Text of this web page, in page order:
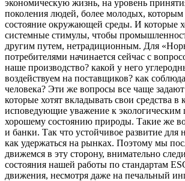
экономическую жизнь, на уровень
поколения людей, более молодых, которым
состояние окружающей среды. И которые
системные стимулы, чтобы
другим путем, нетрадиционным. Для
потребителями начинается сейчас с
наше производство? какой у него
воздействуем на поставщиков? как
человека? Эти же вопросы все чаще
которые хотят вкладывать свои средства в
исповедующие уважение к экологическим
хорошему состоянию природы. Такие же
и банки. Так что устойчивое развитие для
как удержаться на рынках. Поэтому мы
движемся в эту сторону, внимательно
состояния нашей работы по стандартам
движения, несмотря даже на печальный